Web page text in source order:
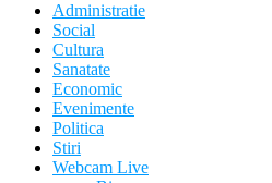
Administratie
Social
Cultura
Sanatate
Economic
Evenimente
Politica
Stiri
Webcam Live